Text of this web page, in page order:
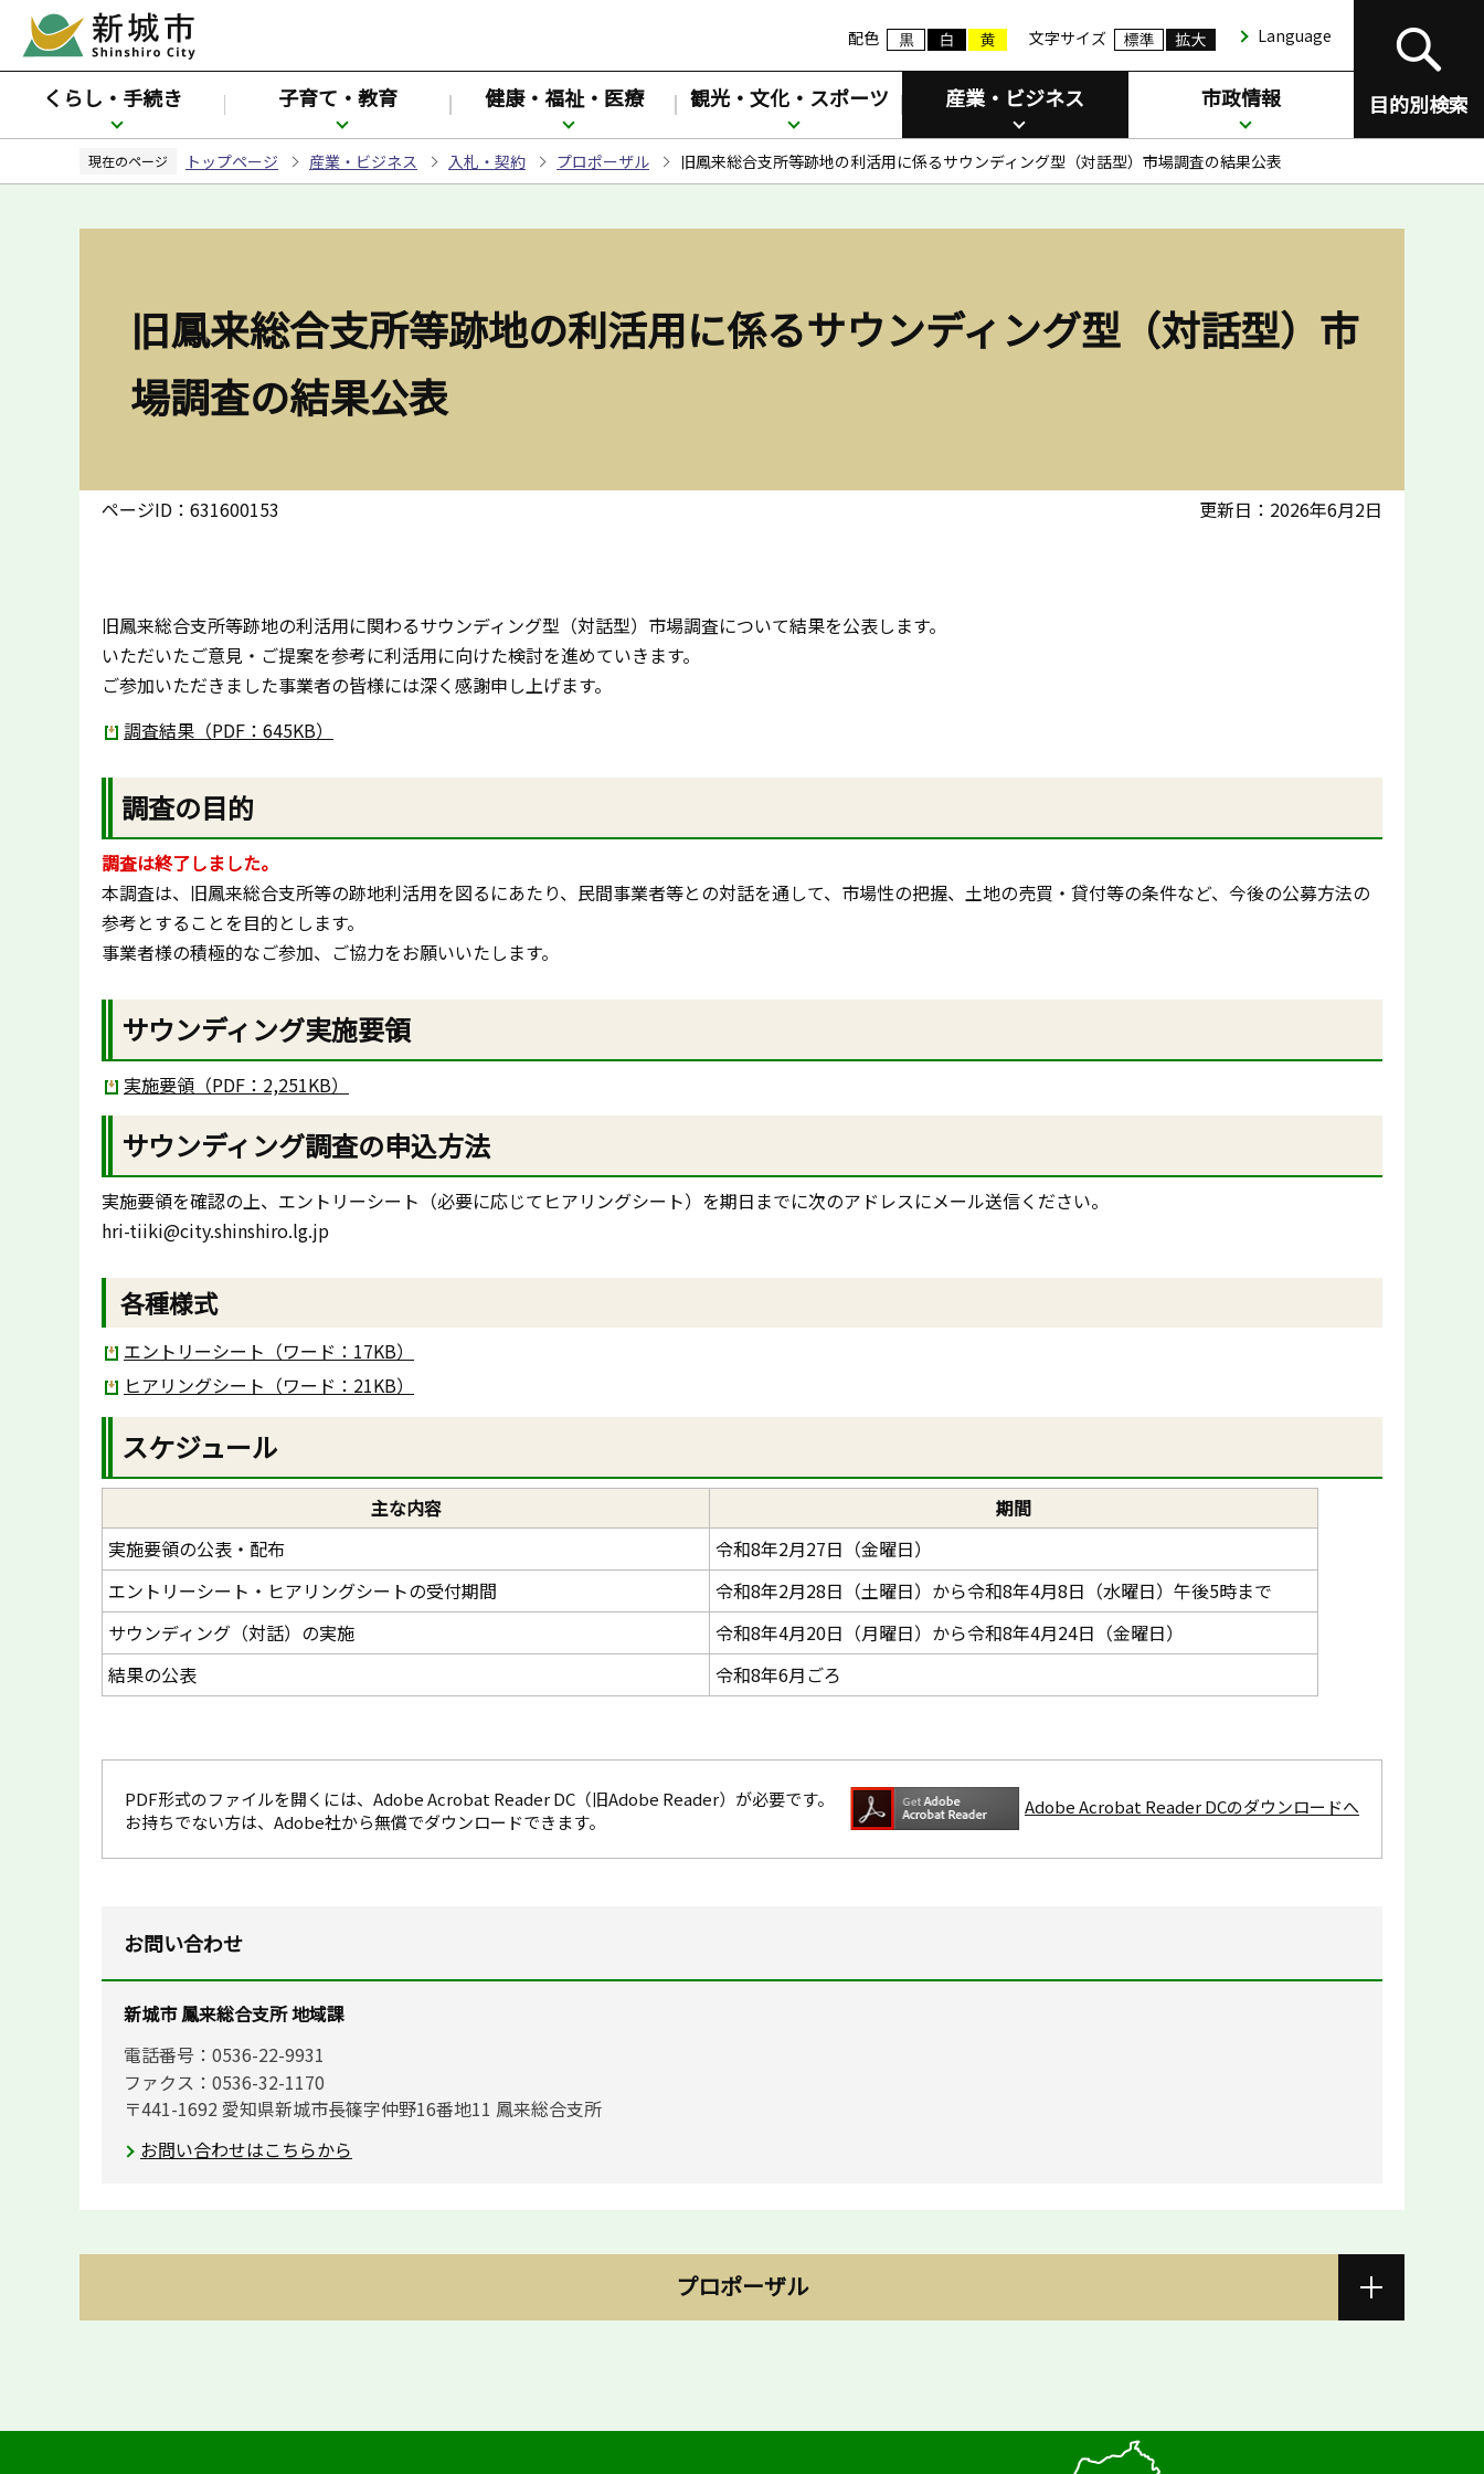
ペ
ジ
先
配色 文字サイズ Language
目的別検索
くらし・手続き 子育て・教育 健康・福祉・医療 観光・文化・スポーツ 産業・ビジネス 市政情報
現在のページ トップページ 産業・ビジネス 入札・契約 プロポーザル 旧鳳来総合支所等跡地の利活用に係るサウンディング型（対話型）市場調査の結果公表
旧鳳来総合支所等跡地の利活用に係るサウンディング型（対話型）市
場調査の結果公表
ページID：631600153 更新日：2026年6月2日
旧鳳来総合支所等跡地の利活用に関わるサウンディング型（対話型）市場調査について結果を公表します。
いただいたご意見・ご提案を参考に利活用に向けた検討を進めていきます。
ご参加いただきました事業者の皆様には深く感謝申し上げます。
調査結果（PDF：645KB）
調査の目的
調査は終了しました。
本調査は、旧鳳来総合支所等の跡地利活用を図るにあたり、民間事業者等との対話を通して、市場性の把握、土地の売買・貸付等の条件など、今後の公募方法の
参考とすることを目的とします。
事業者様の積極的なご参加、ご協力をお願いいたします。
サウンディング実施要領
実施要領（PDF：2,251KB）
サウンディング調査の申込方法
実施要領を確認の上、エントリーシート（必要に応じてヒアリングシート）を期日までに次のアドレスにメール送信ください。
hri-tiiki@city.shinshiro.lg.jp
各種様式
エントリーシート（ワード：17KB）
ヒアリングシート（ワード：21KB）
スケジュール
主な内容
期間
実施要領の公表・配布
令和8年2月27日（金曜日）
エントリーシート・ヒアリングシートの受付期間
令和8年2月28日（土曜日）から令和8年4月8日（水曜日）午後5時まで
サウンディング（対話）の実施
令和8年4月20日（月曜日）から令和8年4月24日（金曜日）
結果の公表
令和8年6月ごろ
PDF形式のファイルを開くには、Adobe Acrobat Reader DC（旧Adobe Reader）が必要です。
お持ちでない方は、Adobe社から無償でダウンロードできます。
Adobe Acrobat Reader DCのダウンロードへ
お問い合わせ
新城市 鳳来総合支所 地域課
電話番号：0536-22-9931
ファクス：0536-32-1170
〒441-1692 愛知県新城市長篠字仲野16番地11 鳳来総合支所
お問い合わせはこちらから
プロポーザル